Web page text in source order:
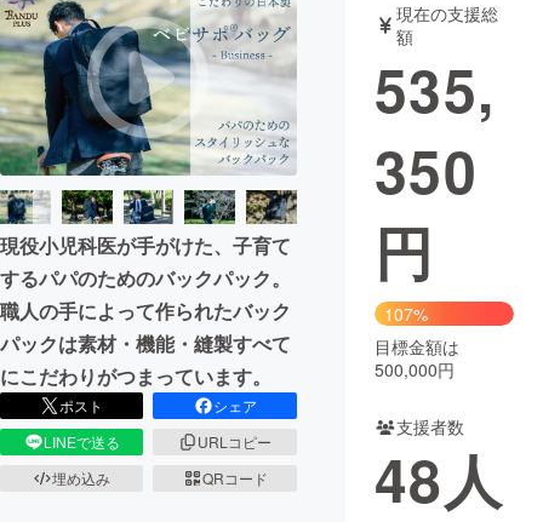
現役小児科医が手がけた、子育て
するパパのためのバックパック。
職人の手によって作られたバック
パックは素材・機能・縫製すべて
にこだわりがつまっています。
ポスト
シェア
LINEで送る
URLコピー
埋め込み
QRコード
現在の支援総
額
535,
350
円
107%
目標金額は
500,000円
支援者数
48人